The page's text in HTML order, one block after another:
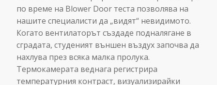
по време на Blower Door теста позволява на
нашите специалисти да „видят“ невидимото.
Когато вентилаторът създаде подналягане в
сградата, студеният външен въздух започва да
нахлува през всяка малка пролука.
Термокамерата веднага регистрира
температурния контраст, визуализирайки